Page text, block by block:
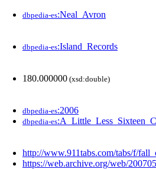
dbpedia-es:Neal_Avron
dbpedia-es:Island_Records
180.000000 (xsd:double)
dbpedia-es:2006
dbpedia-es
http://www.911tabs.com/tabs/f/
https://web.archive.org/web/